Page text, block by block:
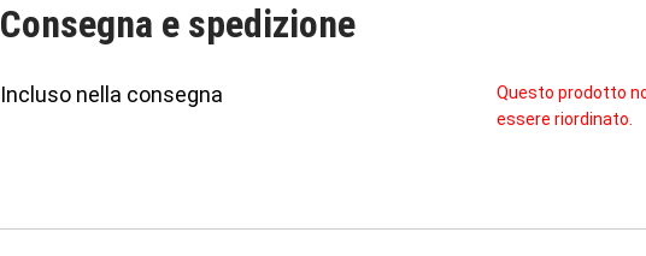
Consegna e spedizione
Incluso nella consegna
Questo prodotto
essere riordinato.